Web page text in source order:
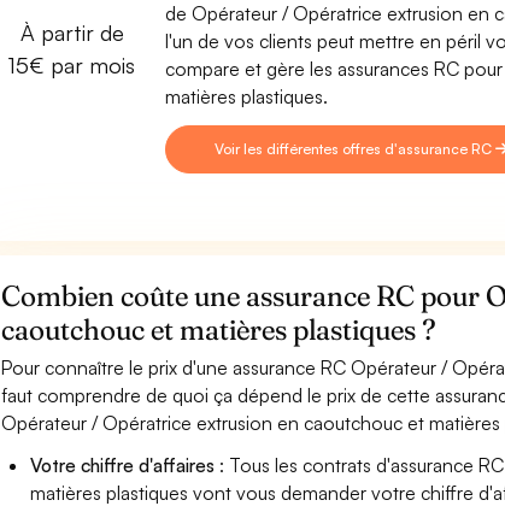
À partir de
15€ par mois
de Opérateur / Opératrice extrusion en
l'un de vos clients peut mettre en péril
compare et gère les assurances RC
matières plastiques.
Voir les différentes offres d'assurance RC
Combien coûte une assurance RC pour
caoutchouc et matières plastiques ?
Pour connaître le prix d'une assurance RC Opérateur /
faut comprendre de quoi ça dépend le prix de cette
Opérateur / Opératrice extrusion en caoutchouc et
Votre chiffre d'affaires : Tous les contrats d'assurance
matières plastiques vont vous demander votre chiffre